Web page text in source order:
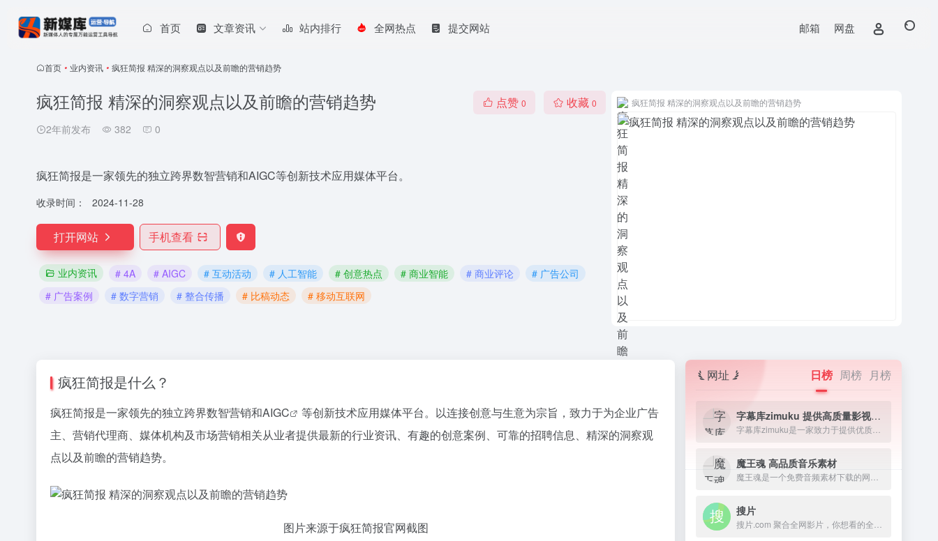
首页 文章资讯 站内排行 全网热点 提交网站 邮箱 网盘
首页 • 业内资讯 • 疯狂简报 精深的洞察观点以及前瞻的营销趋势
疯狂简报 精深的洞察观点以及前瞻的营销趋势
2年前发布 382 0
点赞 0 收藏 0
疯狂简报是一家领先的独立跨界数智营销和AIGC等创新技术应用媒体平台。
收录时间： 2024-11-28
打开网站 手机查看
业内资讯 # 4A # AIGC # 互动活动 # 人工智能 # 创意热点 # 商业智能 # 商业评论
# 广告公司
# 广告案例
# 数字营销 # 整合传播 # 比稿动态 # 移动互联网
疯狂简报 精深的洞察观点以及前瞻的营销趋势
疯狂简报是什么？
疯狂简报是一家领先的独立跨界数智营销和AIGC
等创新技术应用媒体平台。以连接创意与生意为宗旨，致力于为企业广告
主、营销代理商、媒体机构及市场营销相关从业者提供最新的行业资讯、有趣的创意案例、可靠的招聘信息、精深的洞察观
点以及前瞻的营销趋势。
图片来源于疯狂简报官网截图
网址 日榜 周榜 月榜
字幕库zimuku 提供高质量影视字幕下载网站
魔王魂 高品质音乐素材
搜片